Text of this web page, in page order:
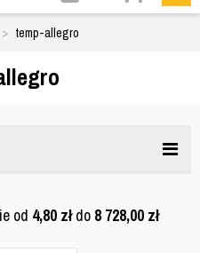
temp-allegro
od 4,80 złdo 8 728,00 zł